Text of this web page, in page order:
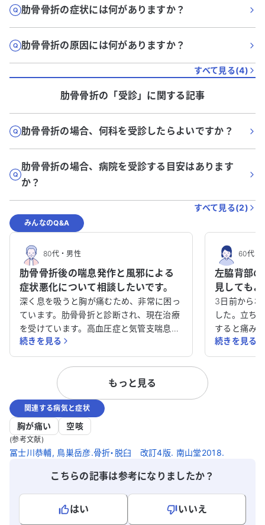
肋骨骨折の症状には何がありますか？
肋骨骨折の原因には何がありますか？
すべて見る(4)
肋骨骨折の「受診」に関する記事
肋骨骨折の場合、何科を受診したらよいですか？
肋骨骨折の場合、病院を受診する目安はあります
か？
すべて見る(2)
みんなのQ&A
80代・男性
肋骨骨折後の喘息発作と風邪による
症状悪化について相談したいです。
深く息を吸うと胸が痛むため、非常に困っ
ています。肋骨骨折と診断され、現在治療
を受けています。高血圧症と気管支喘息の
治療も行っており、アレルギーはありませ
ん。 40日目に痛みがなくなったためゴル
フに行きましたが、5日前から風邪気味で
喘息の軽い発作が起こりました。そのた
め、医師の指示でCT検査を受け、肺に軽
い炎症が見つかり、点滴治療を受けまし
た。翌日もゴルフをしましたが、喘息の咳
が骨折に影響し、痛みがひどくなり安静に
しています。骨折部分の皮膚に500円玉ほ
は36.1〜37.0度です。 現在、風邪の処置薬
や喘息の常用薬を服用しています。症状が
改善しないことや悪化していることが心配
です。どのように対処すれば良いか、アド
続きを見る
60代・
左脇背部
見しても
3日前から
した。立ち
すると痛み
痛くなって
せるほど限
ストレスが
続きを見る
もっと見る
関連する病気と症状
胸が痛い 空咳
(参考文献)
冨士川恭輔, 鳥巣岳彦.骨折・脱臼 改訂4版. 南山堂2018.
こちらの記事は参考になりましたか？
はい いいえ